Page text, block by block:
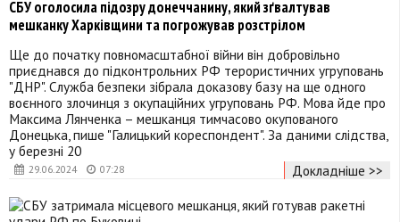
29.06.2024 07:28
СБУ оголосила підозру донеччанину, який зґвалтував
мешканку Харківщини та погрожував розстрілом
Ще до початку повномасштабної війни він добровільно
приєднався до підконтрольних РФ терористичних угруповань
"ДНР". Служба безпеки зібрала доказову базу на ще одного
воєнного злочинця з окупаційних угруповань РФ. Мова йде про
Максима Лянченка – мешканця тимчасово окупованого
Донецька, пише "Галицький кореспондент". За даними слідства,
у березні 20
Докладніше >>